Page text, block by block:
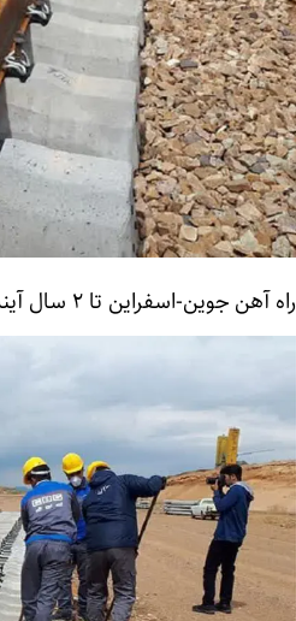
راه آهن جوین-اسفراین تا ۲ سال آینده بهره برداری می شود